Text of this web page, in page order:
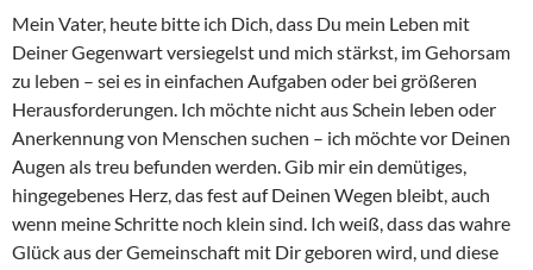
Mein Vater, heute bitte ich Dich, dass Du mein Leben mit
Deiner Gegenwart versiegelst und mich stärkst, im Gehorsam
zu leben – sei es in einfachen Aufgaben oder bei größeren
Herausforderungen. Ich möchte nicht aus Schein leben oder
Anerkennung von Menschen suchen – ich möchte vor Deinen
Augen als treu befunden werden. Gib mir ein demütiges,
hingegebenes Herz, das fest auf Deinen Wegen bleibt, auch
wenn meine Schritte noch klein sind. Ich weiß, dass das wahre
Glück aus der Gemeinschaft mit Dir geboren wird, und diese